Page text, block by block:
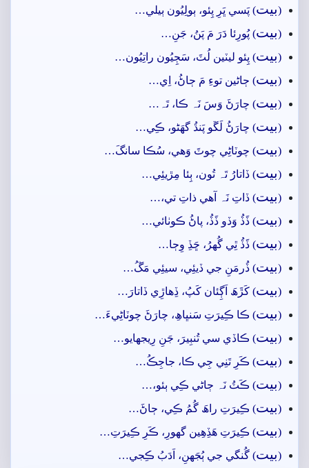
(بيت) پَسي ڀَرِ پِئو، ٻولِيُون ٻيلي…
(بيت) پُورِئا دَرَ مَ پَنُ، جَنِ…
(بيت) پِئو ليٽين لُٽَ، سَڄِيُون راتِيُون…
(بيت) ڄاڻين توءِ مَ ڄاڻُ، اِي…
(بيت) چارَڻَ وَسَ نَہ ڪا، تَہ…
(بيت) چارَڻُ لَڱو پَنڌُ گهَڻو، ڪِي…
(بيت) چوٽاڻِي چوٽَ وَھي، سُڪا سانگَ…
(بيت) ڏاتارُ تَہ تُون، ٻِئا مِڙيئِي…
(بيت) ڏاتِ نَہ آھي ذاتِ تي،…
(بيت) ڏَڏُ وَڏو ڏَڏُ، پاڻُ ڪوٺائي…
(بيت) ڏَڏُ ٿِي گُهرُ، ڇَڏِ وِڄا…
(بيت) ڏُرمَنِ جي ڏيئِي، سيئِي مَڱُ…
(بيت) کَڙَھَ اَڳِئان کَپُ، ڏِھاڙِي ڏاتارَ…
(بيت) ڪا ڪِيرَتِ سَنڀاھِ، چارَڻَ چوٽاڻِيءَ…
(بيت) ڪاڏي سي تُنبِيرَ، جَنِ رِيجهايو…
(بيت) ڪَرِ تَنِي جِي ڪا، جاجِڪُ…
(بيت) ڪَٽُ نَہ ڄاڻي ڪِي ٻئو،…
(بيت) ڪِيرَتِ راھَ گُمُ ڪِي، ڄاڻَ…
(بيت) ڪِيرَتِ ھَڏِھِين گهورِ، ڪَرِ ڪِيرَتِ…
(بيت) گُنگي جي ٻُجَهنِ، اَدَبُ ڪِجي…